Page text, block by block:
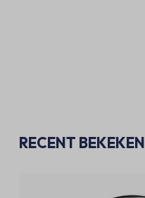
RECENT BEKEKEN